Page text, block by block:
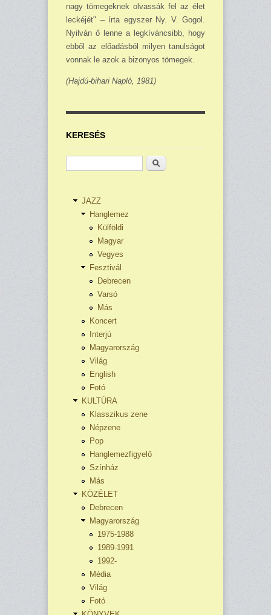
nagy tömegek­nek olvassák fel az élet
lec­kéjét" – írta egyszer Ny. V. Gogol.
Nyilván ő lenne a legkíváncsibb, hogy
ebből az elő­adásból milyen tanulságot
vonnak le azok a bizonyos tömegek.
(Hajdú-bihari Napló, 1981)
KERESÉS
Keresés
JAZZ
Hanglemez
Külföldi
Magyar
Vegyes
Fesztivál
Debrecen
Varsó
Más
Koncert
Interjú
Magyarország
Világ
English
Fotó
KULTÚRA
Klasszikus zene
Népzene
Pop
Hanglemezfigyelő
Színház
Más
KÖZÉLET
Debrecen
Magyarország
1975-1988
1989-1991
1992-
Média
Világ
Fotó